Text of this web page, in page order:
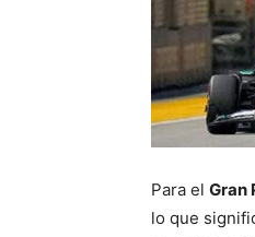
Para el Gran
lo que